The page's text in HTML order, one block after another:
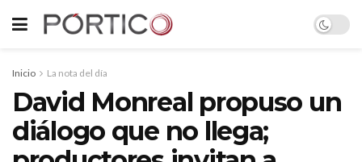
Inicio La nota del día
David Monreal propuso un
diálogo que no llega;